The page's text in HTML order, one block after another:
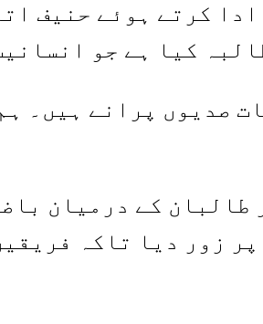
کرتے ہوئے حنیف
کیا ہے جو
صدیوں پرانے ہیں۔
کے درمیان
زور دیا تاکہ